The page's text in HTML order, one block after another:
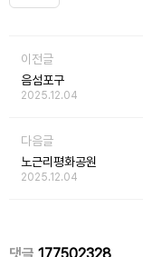
이전글
음섬포구
2025.12.04
다음글
노근리평화공원
2025.12.04
댓글 177502328